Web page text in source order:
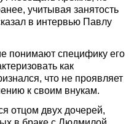
учитывая занятость
в интервью Павлу
понимают специфику его
как
что не проявляет
к своим внукам.
отцом двух дочерей,